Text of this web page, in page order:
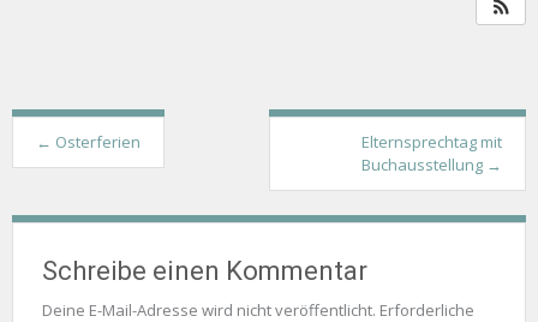
Post
navigation
← Osterferien
Elternsprechtag mit
Buchausstellung →
Schreibe einen Kommentar
Deine E-Mail-Adresse wird nicht veröffentlicht. Erforderliche